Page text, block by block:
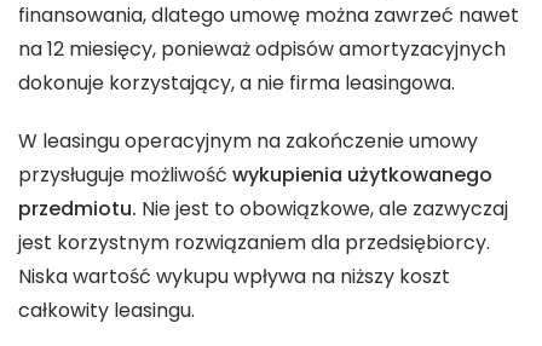
finansowania, dlatego umowę można zawrzeć nawet
na 12 miesięcy, ponieważ odpisów amortyzacyjnych
dokonuje korzystający, a nie firma leasingowa.
W leasingu operacyjnym na zakończenie umowy
przysługuje możliwość wykupienia użytkowanego
przedmiotu. Nie jest to obowiązkowe, ale zazwyczaj
jest korzystnym rozwiązaniem dla przedsiębiorcy.
Niska wartość wykupu wpływa na niższy koszt
całkowity leasingu.